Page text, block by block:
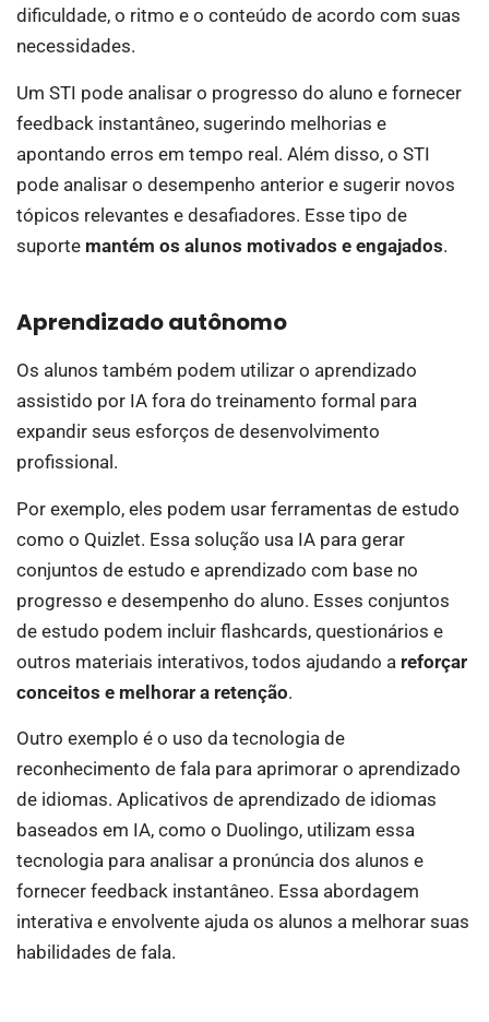
dificuldade, o ritmo e o conteúdo de acordo com suas
necessidades.
Um STI pode analisar o progresso do aluno e fornecer
feedback instantâneo, sugerindo melhorias e
apontando erros em tempo real. Além disso, o STI
pode analisar o desempenho anterior e sugerir novos
tópicos relevantes e desafiadores. Esse tipo de
suporte mantém os alunos motivados e engajados.
Aprendizado autônomo
Os alunos também podem utilizar o aprendizado
assistido por IA fora do treinamento formal para
expandir seus esforços de desenvolvimento
profissional.
Por exemplo, eles podem usar ferramentas de estudo
como o Quizlet. Essa solução usa IA para gerar
conjuntos de estudo e aprendizado com base no
progresso e desempenho do aluno. Esses conjuntos
de estudo podem incluir flashcards, questionários e
outros materiais interativos, todos ajudando a reforçar
conceitos e melhorar a retenção.
Outro exemplo é o uso da tecnologia de
reconhecimento de fala para aprimorar o aprendizado
de idiomas. Aplicativos de aprendizado de idiomas
baseados em IA, como o Duolingo, utilizam essa
tecnologia para analisar a pronúncia dos alunos e
fornecer feedback instantâneo. Essa abordagem
interativa e envolvente ajuda os alunos a melhorar suas
habilidades de fala.